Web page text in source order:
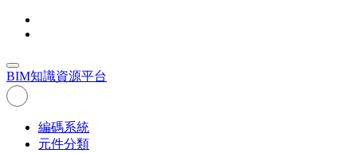
BIM知識資源平台
編碼系統
元件分類